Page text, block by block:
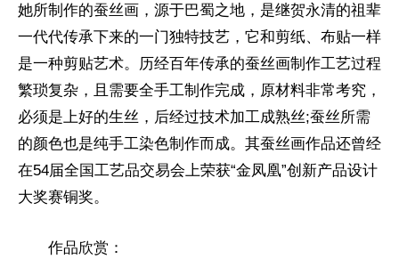
她所制作的蚕丝画，源于巴蜀之地，是继贺永清的祖辈
一代代传承下来的一门独特技艺，它和剪纸、布贴一样
是一种剪贴艺术。历经百年传承的蚕丝画制作工艺过程
繁琐复杂，且需要全手工制作完成，原材料非常考究，
必须是上好的生丝，后经过技术加工成熟丝;蚕丝所需
的颜色也是纯手工染色制作而成。其蚕丝画作品还曾经
在54届全国工艺品交易会上荣获“金凤凰”创新产品设计
大奖赛铜奖。
作品欣赏：